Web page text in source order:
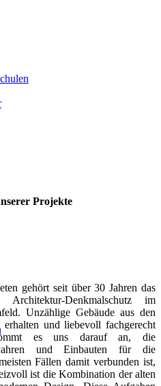
Projekte
gehört seit über 30 Jahren das
Denkmalschutz im
Unzählige Gebäude aus den
und liebevoll fachgerecht
es uns darauf an, die
und Einbauten für die
Fällen damit verbunden ist,
ist die Kombination der alten